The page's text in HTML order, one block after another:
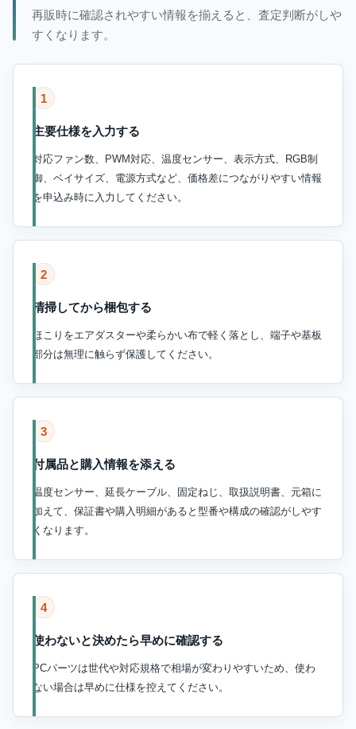
再販時に確認されやすい情報を揃えると、査定判断がしや
すくなります。
1
主要仕様を入力する
対応ファン数、PWM対応、温度センサー、表示方式、RGB制
御、ベイサイズ、電源方式など、価格差につながりやすい情報
を申込み時に入力してください。
2
清掃してから梱包する
ほこりをエアダスターや柔らかい布で軽く落とし、端子や基板
部分は無理に触らず保護してください。
3
付属品と購入情報を添える
温度センサー、延長ケーブル、固定ねじ、取扱説明書、元箱に
加えて、保証書や購入明細があると型番や構成の確認がしやす
くなります。
4
使わないと決めたら早めに確認する
PCパーツは世代や対応規格で相場が変わりやすいため、使わ
ない場合は早めに仕様を控えてください。